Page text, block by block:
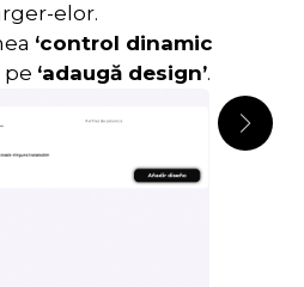
elor.
‘control dinamic
pe ‘adaugă design’.